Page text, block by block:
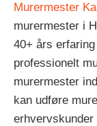
Murermester
murermester i
40+ års
professionelt
murermester
kan udføre
erhvervskunder